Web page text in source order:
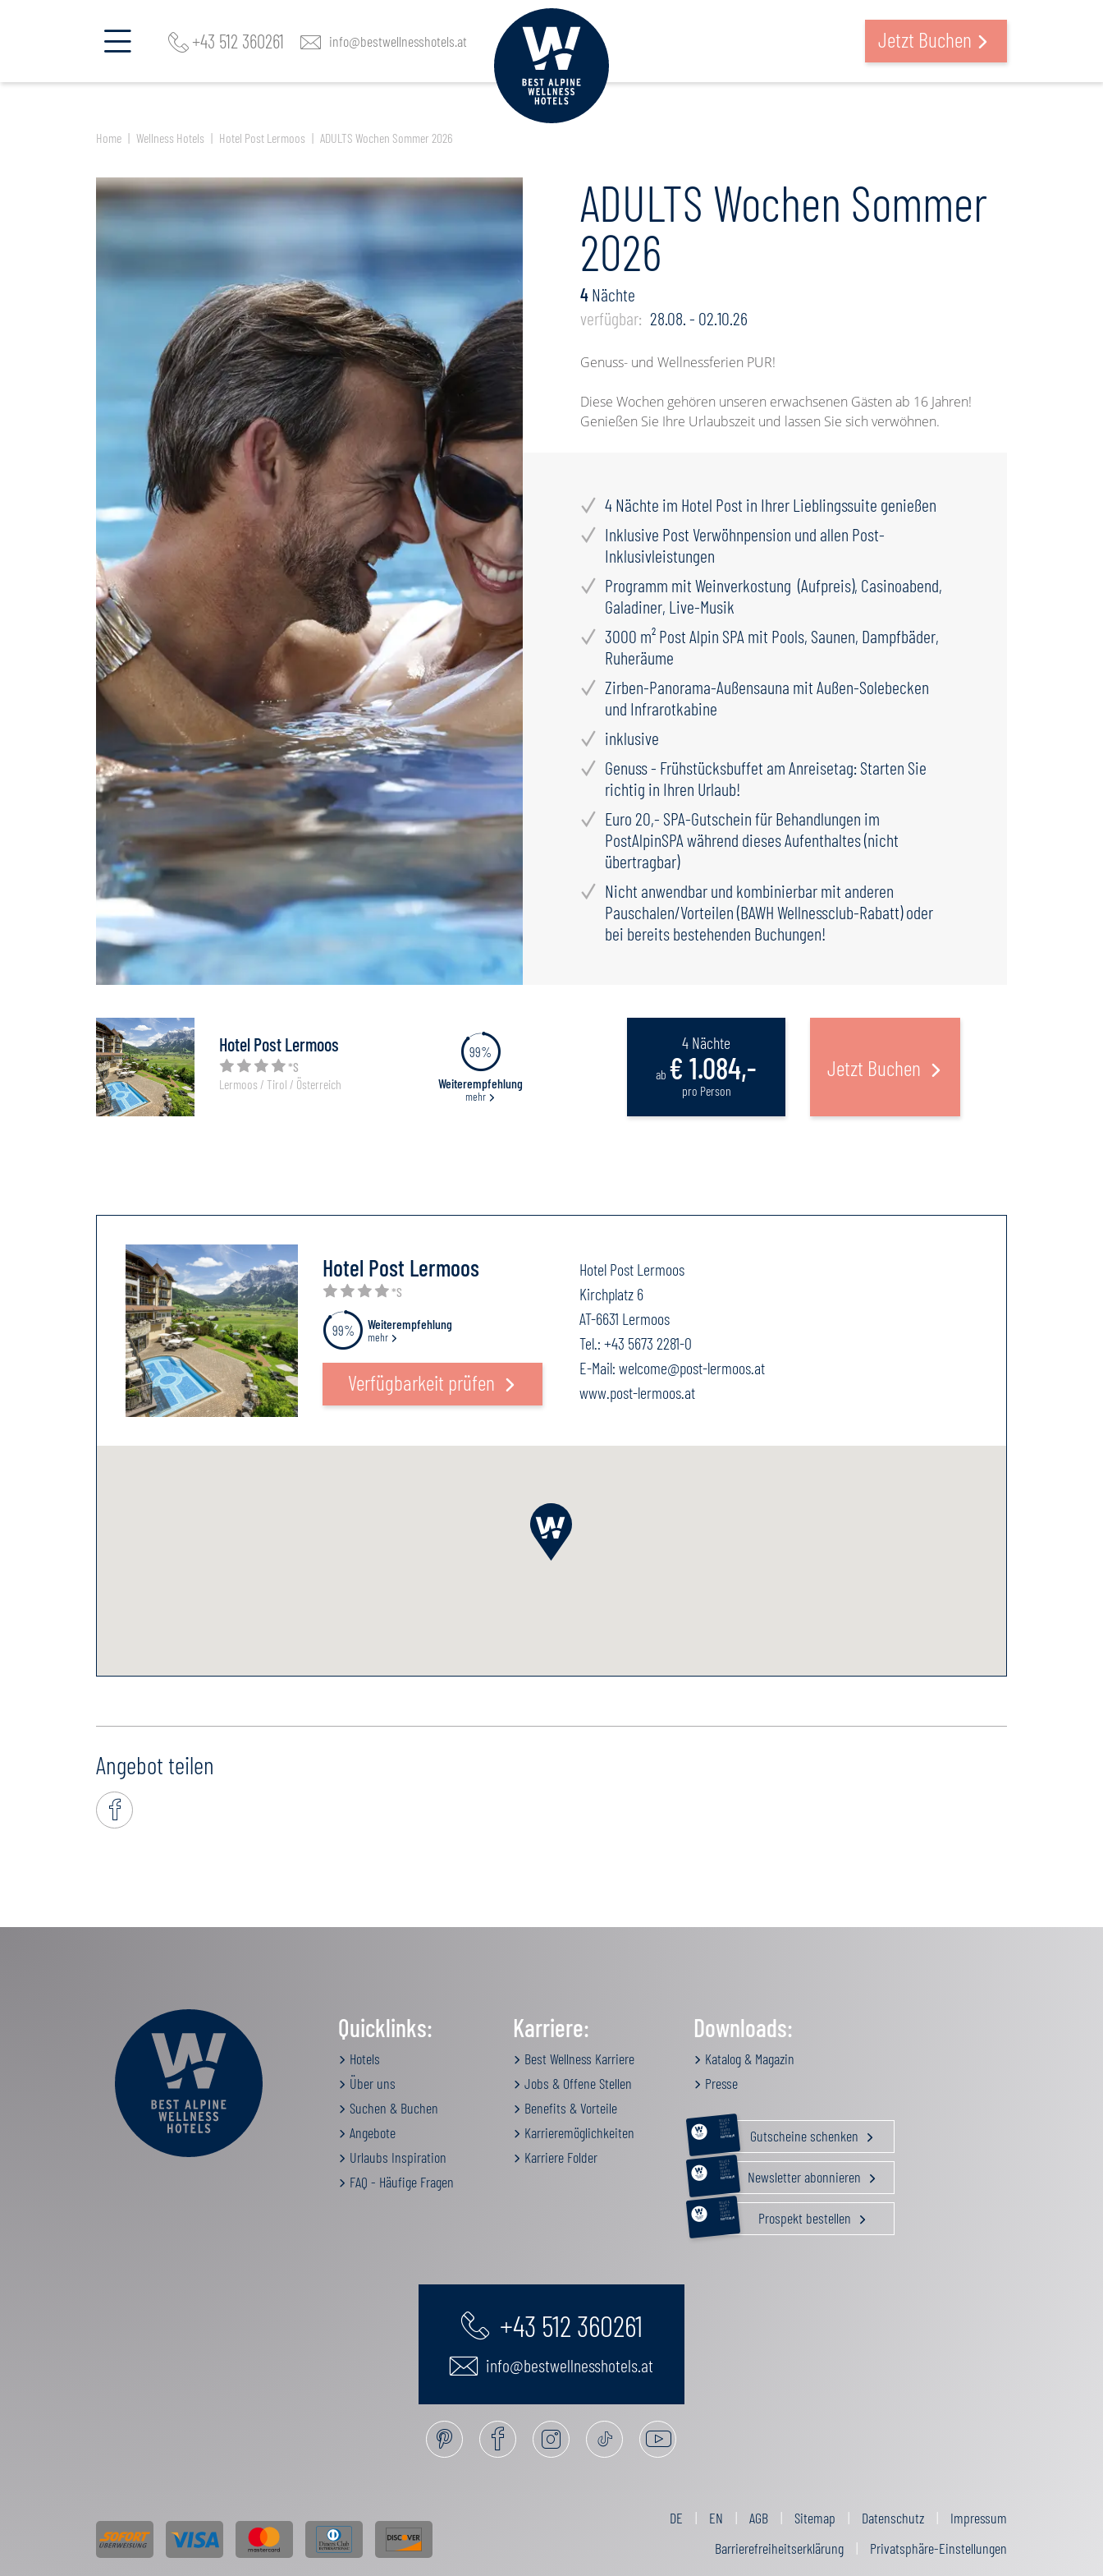
+43 512 360261 info@bestwellnesshotels.at Jetzt Buchen
Home Wellness Hotels Hotel Post Lermoos ADULTS Wochen Sommer 2026
ADULTS Wochen Sommer
2026
4Nächte
verfügbar: 28.08. - 02.10.26
Genuss- und Wellnessferien PUR!
Diese Wochen gehören unseren erwachsenen Gästen ab 16 Jahren!
Genießen Sie Ihre Urlaubszeit und lassen Sie sich verwöhnen.
4 Nächte im Hotel Post in Ihrer Lieblingssuite genießen
Inklusive Post Verwöhnpension und allen Post-
Inklusivleistungen
Programm mit Weinverkostung (Aufpreis), Casinoabend,
Galadiner, Live-Musik
3000 m² Post Alpin SPA mit Pools, Saunen, Dampfbäder,
Ruheräume
Zirben-Panorama-Außensauna mit Außen-Solebecken
und Infrarotkabine
inklusive
Genuss - Frühstücksbuffet am Anreisetag: Starten Sie
richtig in Ihren Urlaub!
Euro 20,- SPA-Gutschein für Behandlungen im
PostAlpinSPA während dieses Aufenthaltes (nicht
übertragbar)
Nicht anwendbar und kombinierbar mit anderen
Pauschalen/Vorteilen (BAWH Wellnessclub-Rabatt) oder
bei bereits bestehenden Buchungen!
Hotel Post Lermoos
*S
Lermoos / Tirol / Österreich
99%
Weiterempfehlung
mehr
4 Nächte
ab € 1.084,-
pro Person
Jetzt Buchen
Hotel Post Lermoos
*S
99% Weiterempfehlung
mehr
Verfügbarkeit prüfen
Hotel Post Lermoos
Kirchplatz 6
AT-6631 Lermoos
Tel.: +43 5673 2281-0
E-Mail: welcome@post-lermoos.at
www.post-lermoos.at
Angebot teilen
Quicklinks:
Hotels
Über uns
Suchen & Buchen
Angebote
Urlaubs Inspiration
FAQ - Häufige Fragen
Karriere:
Best Wellness Karriere
Jobs & Offene Stellen
Benefits & Vorteile
Karrieremöglichkeiten
Karriere Folder
Downloads:
Katalog & Magazin
Presse
RELAX &
BEAUTY
AKTIV
GENUSS
FAMILIE
GUTSCHEIN Gutscheine schenken
RELAX &
BEAUTY
AKTIV
GENUSS
FAMILIE
GUTSCHEIN Newsletter abonnieren
RELAX &
BEAUTY
AKTIV
GENUSS
FAMILIE
GUTSCHEIN Prospekt bestellen
+43 512 360261
info@bestwellnesshotels.at
DE EN AGB Sitemap Datenschutz
Impressum
Barrierefreiheitserklärung
Privatsphäre-Einstellungen